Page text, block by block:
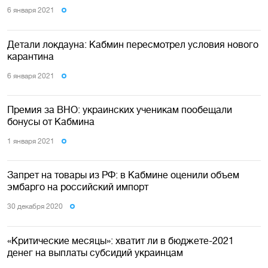
6 января 2021
Детали локдауна: Кабмин пересмотрел условия нового
карантина
6 января 2021
Премия за ВНО: украинских ученикам пообещали
бонусы от Кабмина
1 января 2021
Запрет на товары из РФ: в Кабмине оценили объем
эмбарго на российский импорт
30 декабря 2020
«Критические месяцы»: хватит ли в бюджете-2021
денег на выплаты субсидий украинцам